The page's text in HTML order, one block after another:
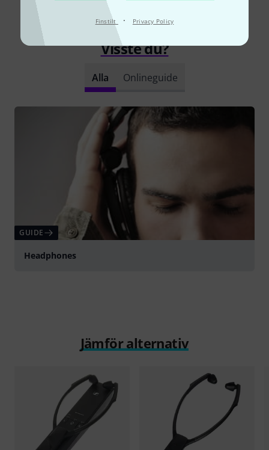
Finstilt · Privacy Policy
Visste du?
Alla Onlineguide
GUIDE
Headphones
Jämför alternativ